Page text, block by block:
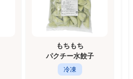
もちもち
パクチー水餃子
冷凍